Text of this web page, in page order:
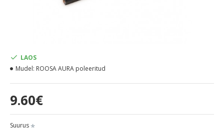
9.60€
LAOS
Mudel: ROOSA AURA poleeritud
Suurus